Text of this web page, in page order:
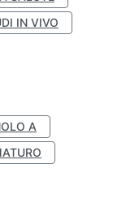
IN VIVO
A